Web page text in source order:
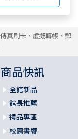
傳真刷卡、虛擬轉帳、郵
商品快訊
全館新品
館長推薦
禮品專區
校園書饗